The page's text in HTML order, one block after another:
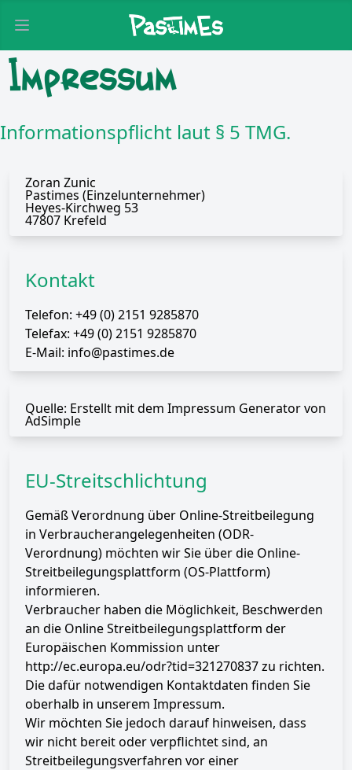
Open main menu
Impressum
Informationspflicht laut § 5 TMG.
Zoran Zunic
Pastimes (Einzelunternehmer)
Heyes-Kirchweg 53
47807 Krefeld
Kontakt
Telefon: +49 (0) 2151 9285870
Telefax: +49 (0) 2151 9285870
E-Mail: info@pastimes.de
Quelle: Erstellt mit dem Impressum Generatorvon
AdSimple
EU-Streitschlichtung
Gemäß Verordnung über Online-Streitbeilegung
in Verbraucherangelegenheiten (ODR-
Verordnung) möchten wir Sie über die Online-
Streitbeilegungsplattform (OS-Plattform)
informieren.
Verbraucher haben die Möglichkeit, Beschwerden
an die Online Streitbeilegungsplattform der
Europäischen Kommission unter
http://ec.europa.eu/odr?tid=321270837zu richten.
Die dafür notwendigen Kontaktdaten finden Sie
oberhalb in unserem Impressum.
Wir möchten Sie jedoch darauf hinweisen, dass
wir nicht bereit oder verpflichtet sind, an
Streitbeilegungsverfahren vor einer